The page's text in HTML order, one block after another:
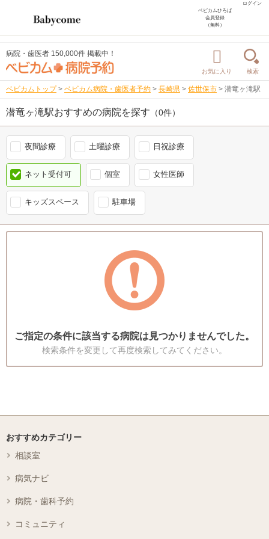
ログイン
ベビカムひろば
会員登録
（無料）
病院・歯医者 150,000件 掲載中！
お気に入り 検索
ベビカムトップ > ベビカム病院・歯医者予約 > 長崎県 > 佐世保市 > 潜竜ヶ滝駅
潜竜ヶ滝駅おすすめの病院を探す （0件）
夜間診療 土曜診療 日祝診療
ネット受付可 個室 女性医師
キッズスペース 駐車場
ご指定の条件に該当する病院は見つかりませんでした。
検索条件を変更して再度検索してみてください。
おすすめカテゴリー
相談室
病気ナビ
病院・歯科予約
コミュニティ